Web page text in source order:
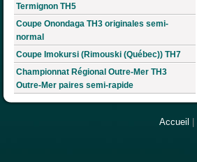
Termignon TH5
Coupe Onondaga TH3 originales semi-
normal
Coupe Imokursi (Rimouski (Québec)) TH7
Championnat Régional Outre-Mer TH3
Outre-Mer paires semi-rapide
Accueil